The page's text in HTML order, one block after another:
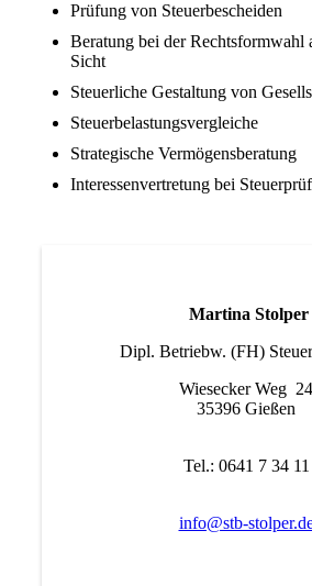
Prüfung von Steuerbescheiden
Beratung bei der Rechtsformwahl
Sicht
Steuerliche Gestaltung von
Steuerbelastungsvergleiche
Strategische Vermögensberatung
Interessenvertretung bei
Martina Stolper
Dipl. Betriebw. (FH)
Wiesecker Weg 24
35396 Gießen
Tel.: 0641 7 34 11
info@stb-